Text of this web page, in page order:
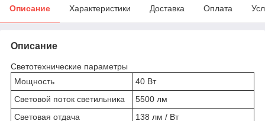
Описание Характеристики Доставка Оплата
Описание
Светотехнические параметры
Мощность
40 Вт
Световой поток светильника
5500 лм
Световая отдача
138 лм / Вт